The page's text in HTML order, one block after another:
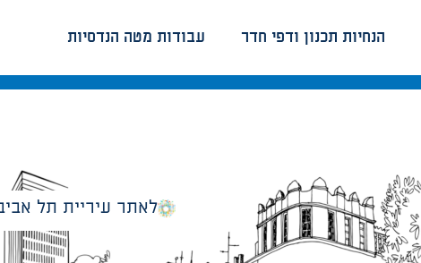
עבודות מטה הנדסיות הנחיות תכנון ודפי חדר
לאתר עיריית תל